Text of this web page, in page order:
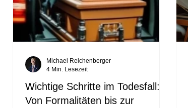
Wichtige Schritte im Todesfall:
Von Formalitäten bis zur
Michael Reichenberger
4 Min. Lesezeit